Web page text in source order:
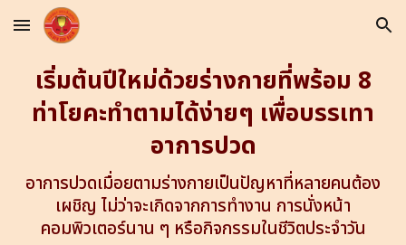
Skip to main content Skip to navigation
เริ่มต้นปีใหม่ด้วยร่างกายที่พร้อม 8
ท่าโยคะทำตามได้ง่ายๆ เพื่อบรรเทา
อาการปวด
อาการปวดเมื่อยตามร่างกายเป็นปัญหาที่หลายคนต้อง
เผชิญ ไม่ว่าจะเกิดจากการทำงาน การนั่งหน้า
คอมพิวเตอร์นาน ๆ หรือกิจกรรมในชีวิตประจำวัน